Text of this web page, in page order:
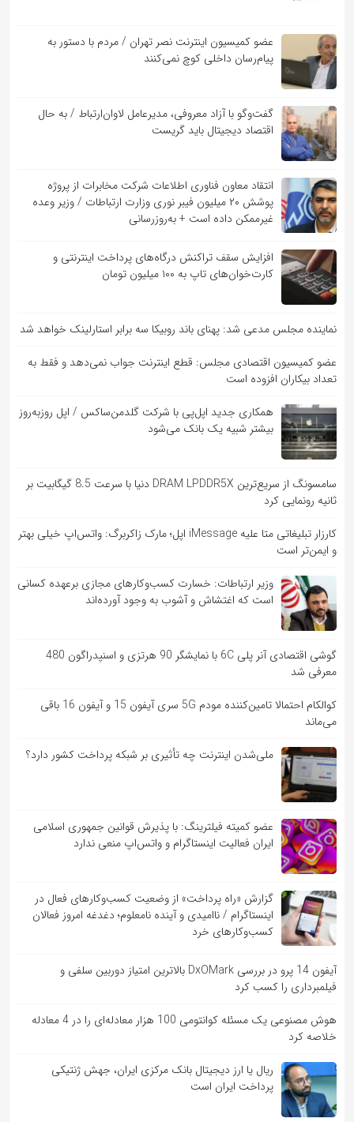
عضو کمیسیون اینترنت نصر تهران / مردم با دستور به
پیام‌رسان داخلی کوچ نمی‌کنند
گفت‌و‌گو با آزاد معروفی، مدیرعامل لاوان‌ارتباط / به حال
اقتصاد دیجیتال باید گریست
انتقاد معاون فناوری اطلاعات شرکت مخابرات از پروژه
پوشش ۲۰ میلیون فیبر نوری وزارت ارتباطات / وزیر وعده
غیرممکن داده است + به‌روزرسانی
افزایش سقف تراکنش درگاه‌های پرداخت اینترنتی و
کارت‌خوان‌های تاپ به ۱۰۰ میلیون تومان
نماینده مجلس مدعی شد: پهنای باند روبیکا سه برابر استارلینک خواهد شد
عضو کمیسیون اقتصادی مجلس: قطع اینترنت جواب نمی‌دهد و فقط به
تعداد بیکاران افزوده است
همکاری جدید اپل‌پی با شرکت گلدمن‌ساکس / اپل روزبه‌روز
بیشتر شبیه یک بانک می‌شود
سامسونگ از سریع‌ترین DRAM LPDDR5X دنیا با سرعت 8.5 گیگابیت بر
ثانیه رونمایی کرد
کارزار تبلیغاتی متا علیه iMessage اپل؛ مارک زاکربرگ: واتس‌اپ خیلی بهتر
و ایمن‌تر است
وزیر ارتباطات: خسارت کسب‌وکارهای مجازی برعهده کسانی
است که اغتشاش و آشوب به وجود آورده‌اند
گوشی اقتصادی آنر پلی 6C با نمایشگر 90 هرتزی و اسنپدراگون 480
معرفی شد
کوالکام احتمالا تامین‌کننده مودم 5G سری آیفون 15 و آیفون 16 باقی
می‌ماند
ملی‌شدن اینترنت چه تأثیری بر شبکه پرداخت کشور دارد؟
عضو کمیته فیلترینگ: با پذیرش قوانین جمهوری اسلامی
ایران فعالیت اینستاگرام و واتس‌اپ منعی ندارد
گزارش «راه پرداخت» از وضعیت کسب‌وکارهای فعال در
اینستاگرام / ناامیدی و آینده نامعلوم؛ دغدغه امروز فعالان
کسب‌وکارهای خرد
آیفون 14 پرو در بررسی DxOMark بالاترین امتیاز دوربین سلفی و
فیلمبرداری را کسب کرد
هوش مصنوعی یک مسئله کوانتومی 100 هزار معادله‌‎ای را در 4 معادله
خلاصه کرد
ریال یا ارز دیجیتال بانک مرکزی ایران، جهش ژنتیکی
پرداخت ایران است